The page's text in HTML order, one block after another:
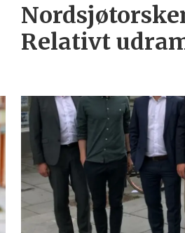
Relativt